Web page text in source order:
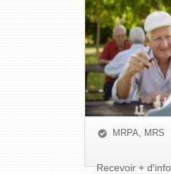
MRPA, MRS
Recevoir +